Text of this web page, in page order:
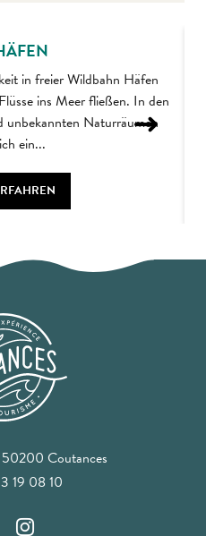
in freier Wildbahn Häfen
ins Meer fließen. In den
unbekannten Naturräumen
ein...
Coutances
19 08 10